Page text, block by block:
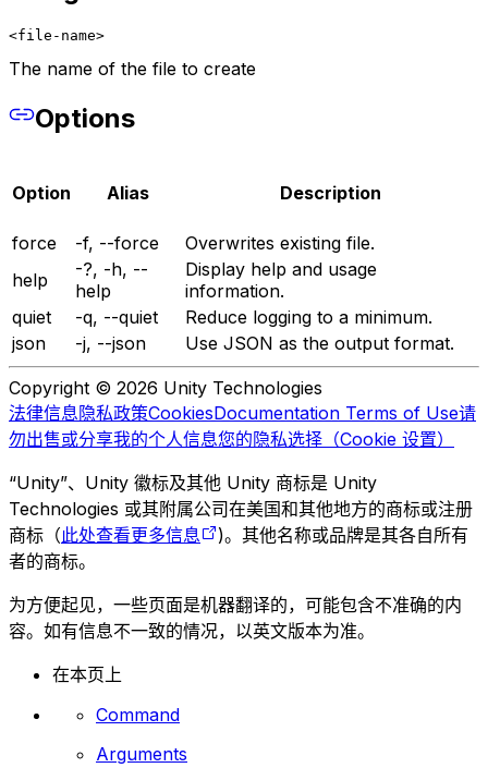
<file-name>
The name of the file to create
Options
Option Alias Description
force -f, --force
Overwrites existing file.
help
-?, -h, --
help
Display help and usage
information.
quiet
-q, --quiet
Reduce logging to a minimum.
json
-j, --json Use JSON as the output format.
Copyright © 2026 Unity Technologies
法律信息隐私政策CookiesDocumentation Terms of Use请
勿出售或分享我的个人信息您的隐私选择（Cookie 设置）
“Unity”、Unity 徽标及其他 Unity 商标是 Unity
Technologies 或其附属公司在美国和其他地方的商标或注册
商标（此处查看更多信息
)。其他名称或品牌是其各自所有
者的商标。
为方便起见，一些页面是机器翻译的，可能包含不准确的内
容。如有信息不一致的情况，以英文版本为准。
在本页上
Command
Arguments